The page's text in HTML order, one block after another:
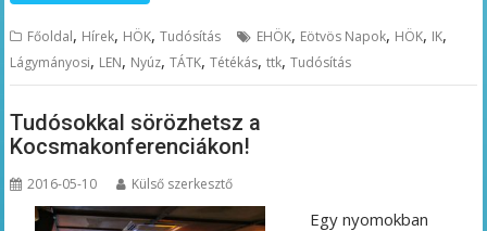
Főoldal, Hírek, HÖK,Tudósítás EHÖK, Eötvös Napok, HÖK, IK,
Lágymányosi, LEN, Nyúz,TÁTK,Tétékás,ttk,Tudósítás
Tudósokkal sörözhetsz a
Kocsmakonferenciákon!
2016-05-10 Külső szerkesztő
Egy nyomokban